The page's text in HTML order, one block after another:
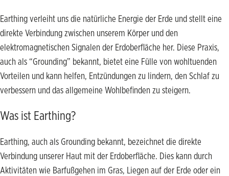
Earthing verleiht uns die natürliche Energie der Erde und stellt eine
direkte Verbindung zwischen unserem Körper und den
elektromagnetischen Signalen der Erdoberfläche her. Diese Praxis,
auch als “Grounding” bekannt, bietet eine Fülle von wohltuenden
Vorteilen und kann helfen, Entzündungen zu lindern, den Schlaf zu
verbessern und das allgemeine Wohlbefinden zu steigern.
Was ist Earthing?
Earthing, auch als Grounding bekannt, bezeichnet die direkte
Verbindung unserer Haut mit der Erdoberfläche. Dies kann durch
Aktivitäten wie Barfußgehen im Gras, Liegen auf der Erde oder ein